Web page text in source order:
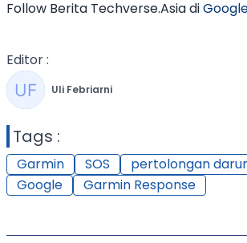
Follow Berita Techverse.Asia di
Editor :
Uli Febriarni
Tags :
Garmin SOS pertolongan
Google
Garmin Response